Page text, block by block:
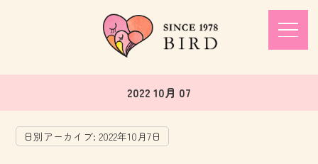
2022 10月 07
日別アーカイブ:2022年10月7日